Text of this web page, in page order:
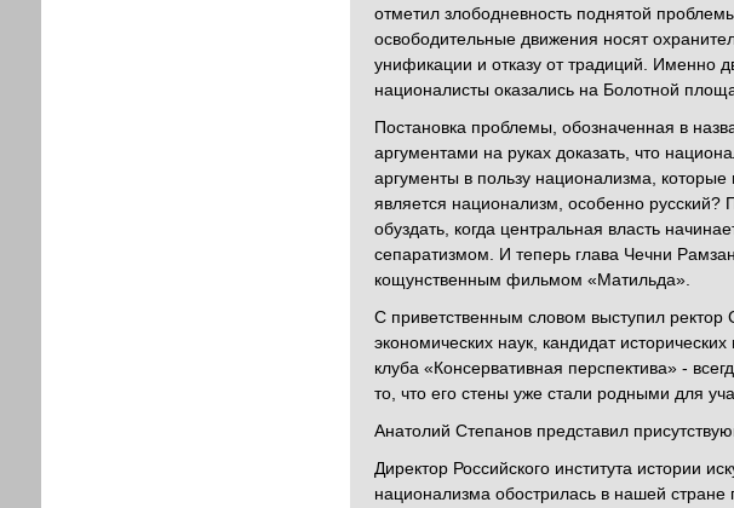
отметил злободневность поднятой
освободительные движения носят
унификации и отказу от традиций. Именно
националисты оказались на Болотной
Постановка проблемы, обозначенная в
аргументами на руках доказать, что
аргументы в пользу национализма,
является национализм, особенно
обуздать, когда центральная власть
сепаратизмом. И теперь глава Чечни
кощунственным фильмом «Матильда».
С приветственным словом выступил ректор
экономических наук, кандидат
клуба «Консервативная перспектива» -
то, что его стены уже стали родными для
Анатолий Степанов представил
Директор Российского института истории
национализма обострилась в нашей